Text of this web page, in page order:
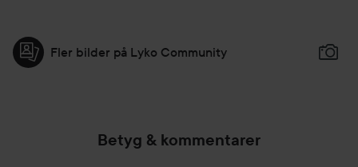
Fler bilder på Lyko Community
Betyg & kommentarer